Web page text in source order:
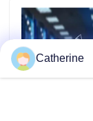
Demandez
Office 2024
plus
Catherine